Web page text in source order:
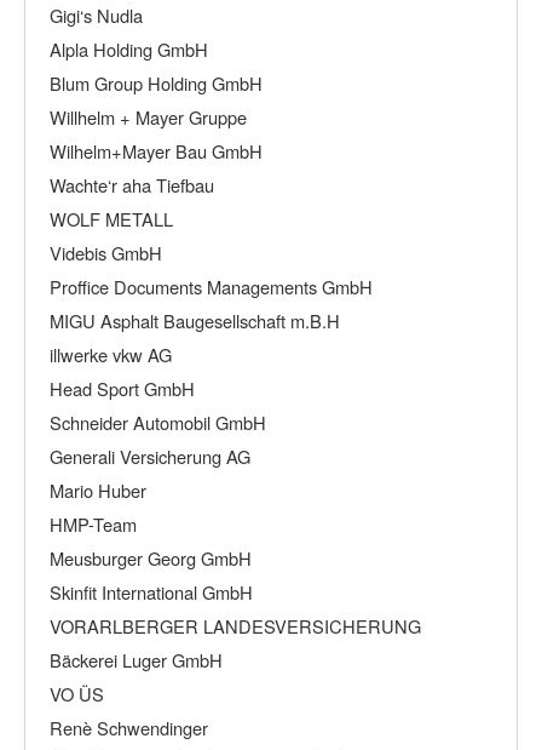
Gigi‘s Nudla
Alpla Holding GmbH
Blum Group Holding GmbH
Willhelm + Mayer Gruppe
Wilhelm+Mayer Bau GmbH
Wachte‘r aha Tiefbau
WOLF METALL
Videbis GmbH
Proffice Documents Managements GmbH
MIGU Asphalt Baugesellschaft m.B.H
illwerke vkw AG
Head Sport GmbH
Schneider Automobil GmbH
Generali Versicherung AG
Mario Huber
HMP-Team
Meusburger Georg GmbH
Skinfit International GmbH
VORARLBERGER LANDESVERSICHERUNG
Bäckerei Luger GmbH
VO ÜS
Renè Schwendinger